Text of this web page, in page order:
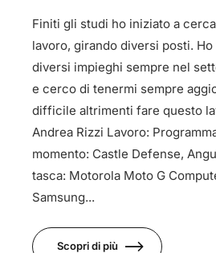
Finiti gli studi ho iniziato a
lavoro, girando diversi posti.
diversi impieghi sempre nel
e cerco di tenermi sempre
difficile altrimenti fare questo
Andrea Rizzi Lavoro:
momento: Castle Defense,
tasca: Motorola Moto G
Samsung...
Scopri di più